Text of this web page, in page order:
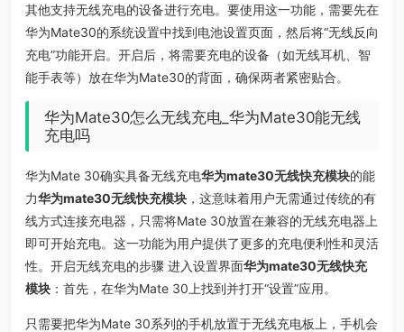
其他支持无线充电的设备进行充电。要使用这一功能，需要先在
华为Mate30的系统设置中找到电池设置页面，然后将“无线反向
充电”功能开启。开启后，将需要充电的设备（如无线耳机、智
能手表等）放在华为Mate30的背面，确保两者紧密贴合。
华为Mate30怎么无线充电_华为Mate30能无线
充电吗
华为Mate 30确实具备无线充电华为mate30无线快充模块的能
力华为mate30无线快充模块，这意味着用户无需通过传统的有
线方式连接充电器，只需将Mate 30放置在兼容的无线充电器上
即可开始充电。这一功能为用户提供了更多的充电便利性和灵活
性。开启无线充电的步骤 进入设置界面华为mate30无线快充
模块：首先，在华为Mate 30上找到并打开“设置”应用。
只需要把华为Mate 30系列的手机放置于无线充电板上，手机会